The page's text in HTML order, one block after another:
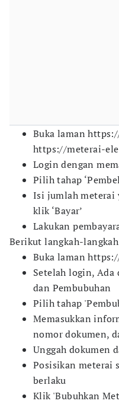
Buka laman
https://meterai-
Login dengan
Pilih tahap
Isi jumlah meterai
klik ‘Bayar’
Lakukan
Berikut langkah-
Buka laman
Setelah login,
dan Pembubuhan
Pilih tahap
Memasukkan
nomor dokumen,
Unggah dokumen
Posisikan meterai
berlaku
Klik 'Bubuhkan